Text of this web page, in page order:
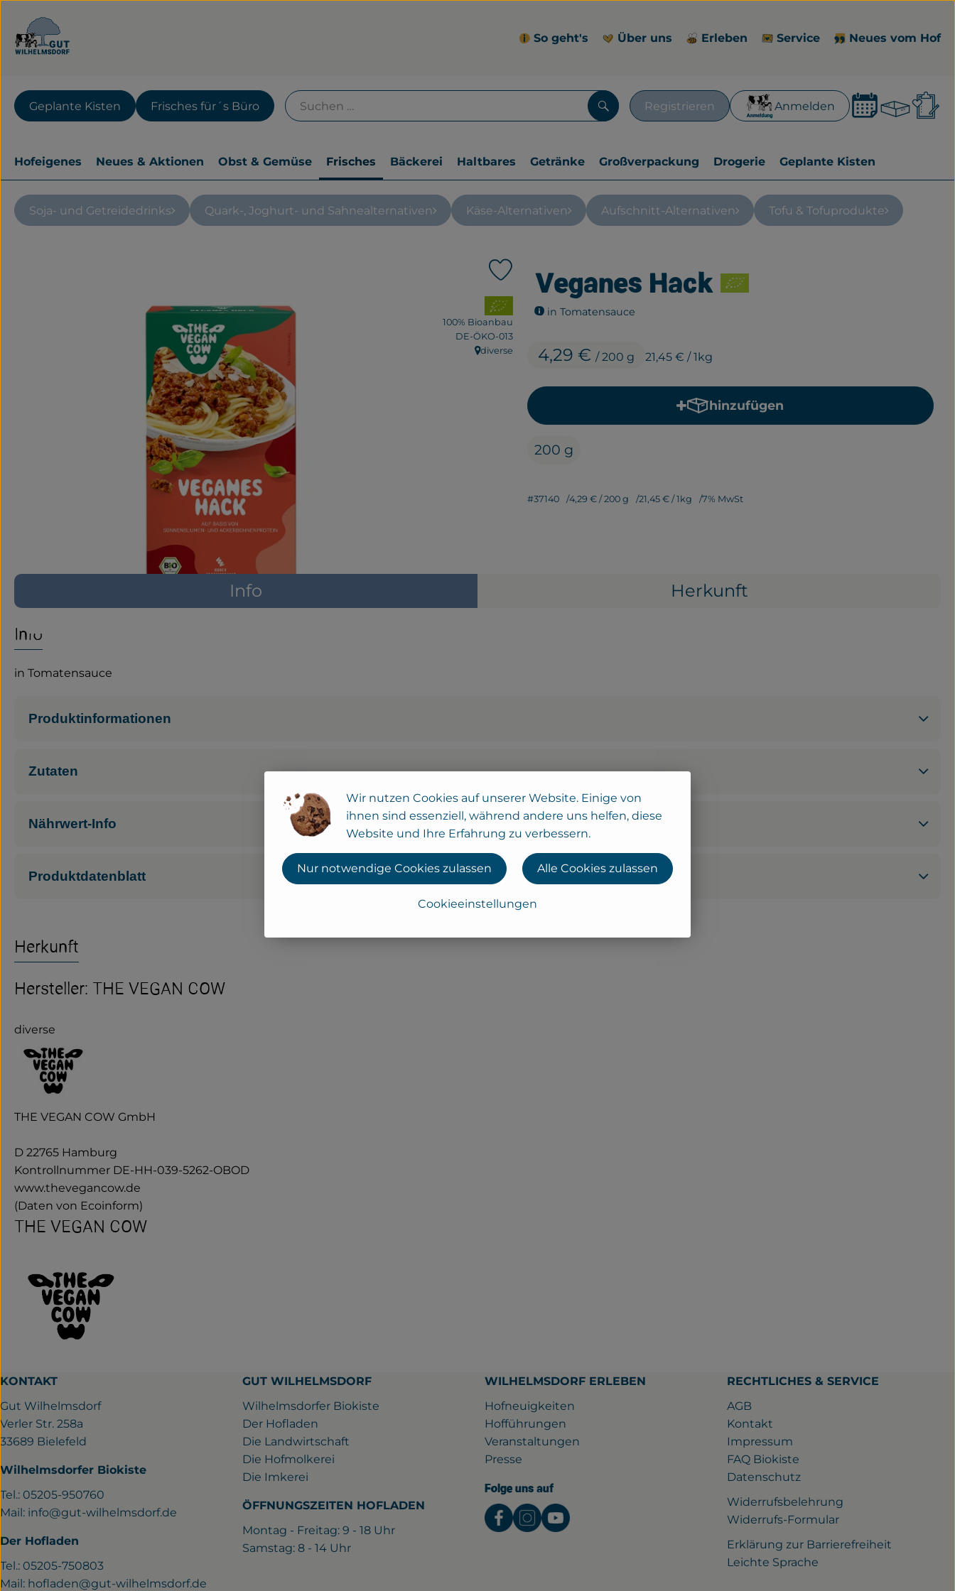
So geht's Über uns Erleben Service Neues vom Hof
Registrieren Anmelden
Suchen
Geplante Kisten Frisches für´s Büro
Hofeigenes Neues & Aktionen Obst & Gemüse Frisches Bäckerei Haltbares Getränke Großverpackung Drogerie Geplante Kisten
Soja- und Getreidedrinks Quark-, Joghurt- und Sahnealternativen Käse-Alternativen Aufschnitt-Alternativen Tofu & Tofuprodukte
Veganes Hack
in Tomatensauce
4,29 € / 200 g 21,45 € / 1kg
Produkt zu Favouriten hinzufügen
, Verband:
100% Bioanbau
, Kontrollstelle:
DE-ÖKO-013
, Herkunft:
diverse
hinzufügen
Produkt zum Warenkorb hinzufügen
200 g
#37140 4,29 € / 200 g 21,45 € / 1kg 7% MwSt
Info Herkunft
Info
in Tomatensauce
Produktinformationen
Zutaten
Nährwert-Info
Produktdatenblatt
Herkunft
Hersteller: THE VEGAN COW
diverse
THE VEGAN COW GmbH
D 22765 Hamburg
Kontrollnummer DE-HH-039-5262-OBOD
www.thevegancow.de
(Daten von Ecoinform)
THE VEGAN COW
KONTAKT
Gut Wilhelmsdorf
Verler Str. 258a
33689 Bielefeld
Wilhelmsdorfer Biokiste
Tel.: 05205-950760
Mail: info@gut-wilhelmsdorf.de
Der Hofladen
Tel.: 05205-750803
Mail: hofladen@gut-wilhelmsdorf.de
GUT WILHELMSDORF
Wilhelmsdorfer Biokiste
Der Hofladen
Die Landwirtschaft
Die Hofmolkerei
Die Imkerei
ÖFFNUNGSZEITEN HOFLADEN
Montag - Freitag: 9 - 18 Uhr
Samstag: 8 - 14 Uhr
WILHELMSDORF ERLEBEN
Hofneuigkeiten
Hofführungen
Veranstaltungen
Presse
Folge uns auf
Externer Link zu https://www.facebook.com/gutwilhelmsdorf/
Externer Link zu https://www.instagram.com/gutwilhelmsdorf
Externer Link zu https://www.youtube.com/watch?v=rQ_nqJaXE1Y
RECHTLICHES & SERVICE
AGB
Kontakt
Impressum
FAQ Biokiste
Datenschutz
Widerrufsbelehrung
Widerrufs-Formular
Erklärung zur Barrierefreiheit
Leichte Sprache
Wir nutzen Cookies auf unserer Website. Einige von
ihnen sind essenziell, während andere uns helfen, diese
Website und Ihre Erfahrung zu verbessern.
Cookieeinstellungen
Nur notwendige Cookies zulassen Alle Cookies zulassen